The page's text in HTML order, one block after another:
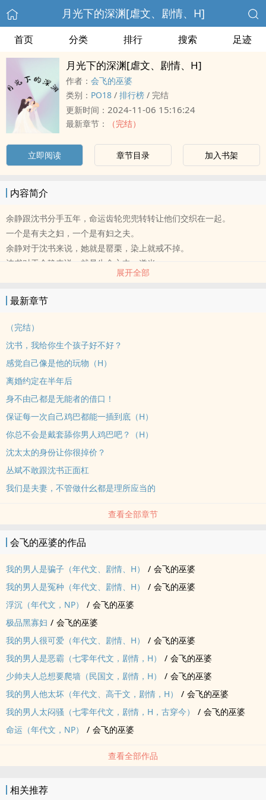
月光下的深渊[虐文、剧情、H]
首页 分类 排行 搜索 足迹
月光下的深渊[虐文、剧情、H]
作者： 会飞的巫婆
类别： PO18 / 排行榜 / 完结
更新时间： 2024-11-06 15:16:24
最新章节： （完结）
立即阅读 章节目录 加入书架
内容简介
余静跟沈书分手五年，命运齿轮兜兜转转让他们交织在一起。
一个是有夫之妇，一个是有妇之夫。
余静对于沈书来说，她就是罂栗，染上就戒不掉。
沈书对于余静来说，就是生命之中一道光。
以爱为名把余静囚禁在身边，羞辱她折磨她，带着她一步步踏入深
渊。
备注1：男主疯逼变态，女主外柔内刚，洁癖党慎入。
备注2：前期NP是指各自家庭，后期1V1、走剧情、无三观可言！
备注3：喷文可以，勿要上升人身攻击，法律是保护自己最好的武器，
不当言论会截图保存。
标签： ‌高‎‍‌H‍ / 现代 / 狗血 / ‍‌‍肉‍文‎ / 虐心 /
展开全部
最新章节
（完结）
沈书，我给你生个孩子好不好？
感觉自己像是他的玩物（H）
离婚约定在半年后
身不由己都是无能者的借口！
保证每一次自己‎鸡‎‌巴‍‌都能一插到底（H）
你总不会是戴套舔你男人‎鸡‎‌巴‍‌吧？（H）
沈太太的身份让你很掉价？
丛斌不敢跟沈书正面杠
我们是夫妻，不管做什幺都是理所应当的
查看全部章节
会飞的巫婆的作品
我的男人是骗子（年代文、剧情、H） / 会飞的巫婆
我的男人是冤种（年代文、剧情、H）
/ 会飞的巫婆
浮沉（年代文，NP）
/ 会飞的巫婆
极品黑寡妇 / 会飞的巫婆
我的男人很可爱（年代文、剧情、H）
/ 会飞的巫婆
我的男人是恶霸（七零年代文，剧情，H）
/ 会飞的巫婆
少帅夫人总想要爬墙（民国文，剧情，H）
/ 会飞的巫婆
我的男人他太坏（年代文、高干文，剧情，H）
/ 会飞的巫婆
我的男人太闷骚（七零年代文，剧情，H，古穿今）
/ 会飞的巫婆
命运（年代文，NP）
/ 会飞的巫婆
查看全部作品
相关推荐